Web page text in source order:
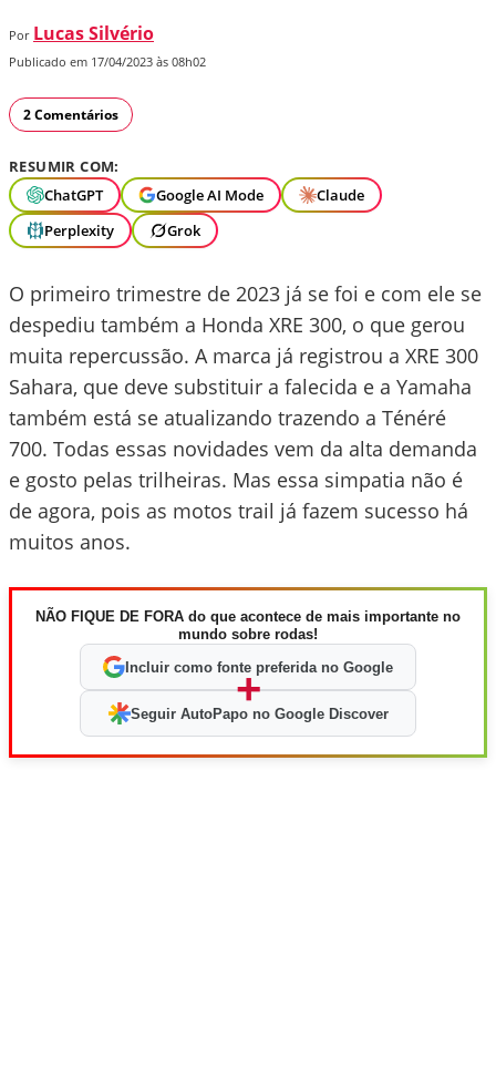
Por Lucas Silvério
Publicado em 17/04/2023 às 08h02
2 Comentários
RESUMIR COM:
ChatGPT
Google AI Mode
Claude
Perplexity
Grok
O primeiro trimestre de 2023 já se foi e com ele se
despediu também a Honda XRE 300, o que gerou
muita repercussão. A marca já registrou a XRE 300
Sahara, que deve substituir a falecida e a Yamaha
também está se atualizando trazendo a Ténéré
700. Todas essas novidades vem da alta demanda
e gosto pelas trilheiras. Mas essa simpatia não é
de agora, pois as motos trail já fazem sucesso há
muitos anos.
NÃO FIQUE DE FORA do que acontece de mais importante no
mundo sobre rodas!
Incluir como fonte preferida no Google
+
Seguir AutoPapo no Google Discover